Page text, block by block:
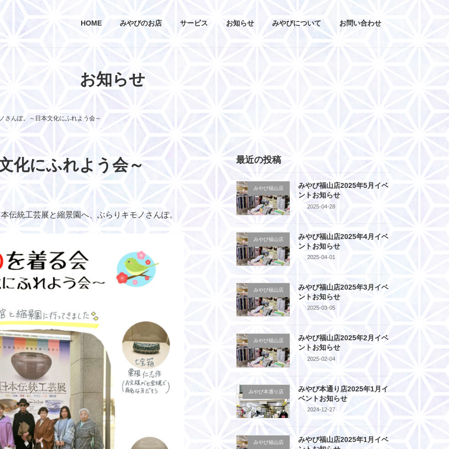
HOME みやびのお店 サービス お知らせ みやびについて お問い合わせ
お知らせ
さんぽ。～日本文化にふれよう会～
化にふれよう会～
統工芸展と縮景園へ、ぶらりキモノさんぽ。
最近の投稿
みやび福山店
みやび福山店2025年5月イベ
ントお知らせ
2025-04-28
みやび福山店
みやび福山店2025年4月イベ
ントお知らせ
2025-04-01
みやび福山店
みやび福山店2025年3月イベ
ントお知らせ
2025-03-05
みやび福山店
みやび福山店2025年2月イベ
ントお知らせ
2025-02-04
みやび本通り店
みやび本通り店2025年1月イ
ベントお知らせ
2024-12-27
みやび福山店
みやび福山店2025年1月イベ